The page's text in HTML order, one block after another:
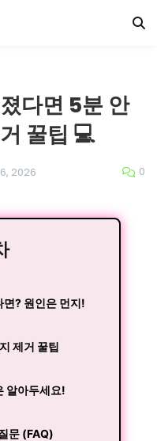
다면 5분 안
꿀팁 💻
2026 0
면? 원인은 먼지!
제거 꿀팁
알아두세요!
문 (FAQ)